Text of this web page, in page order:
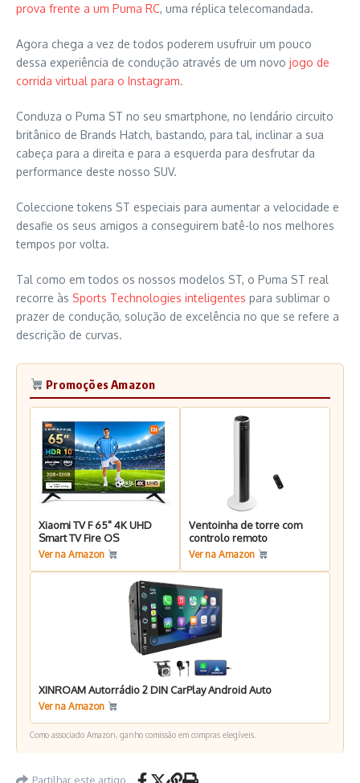
prova frente a um Puma RC, uma réplica telecomandada.
Agora chega a vez de todos poderem usufruir um pouco
dessa experiência de condução através de um novo jogo de
corrida virtual para o Instagram.
Conduza o Puma ST no seu smartphone, no lendário circuito
britânico de Brands Hatch, bastando, para tal, inclinar a sua
cabeça para a direita e para a esquerda para desfrutar da
performance deste nosso SUV.
Coleccione tokens ST especiais para aumentar a velocidade e
desafie os seus amigos a conseguirem batê-lo nos melhores
tempos por volta.
Tal como em todos os nossos modelos ST, o Puma ST real
recorre às Sports Technologies inteligentes para sublimar o
prazer de condução, solução de excelência no que se refere a
descrição de curvas.
Promoções Amazon
Xiaomi TV F 65" 4K UHD
Smart TV Fire OS
Ver na Amazon
Ventoinha de torre com
controlo remoto
Ver na Amazon
XINROAM Autorrádio 2 DIN CarPlay Android Auto
Ver na Amazon
Como associado Amazon, ganho comissão em compras elegíveis.
Partilhar este artigo